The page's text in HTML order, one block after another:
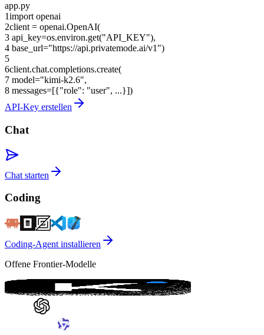
app.py
1import openai
2client = openai.OpenAI(
3 api_key=os.environ.get("API_KEY"),
4 base_url="https://api.privatemode.ai/v1")
5
6client.chat.completions.create(
7 model="kimi-k2.6",
8 messages=[{"role": "user", ...}])
API-Key erstellen
Chat
Chat starten
Coding
Coding-Agent installieren
Offene Frontier-Modelle